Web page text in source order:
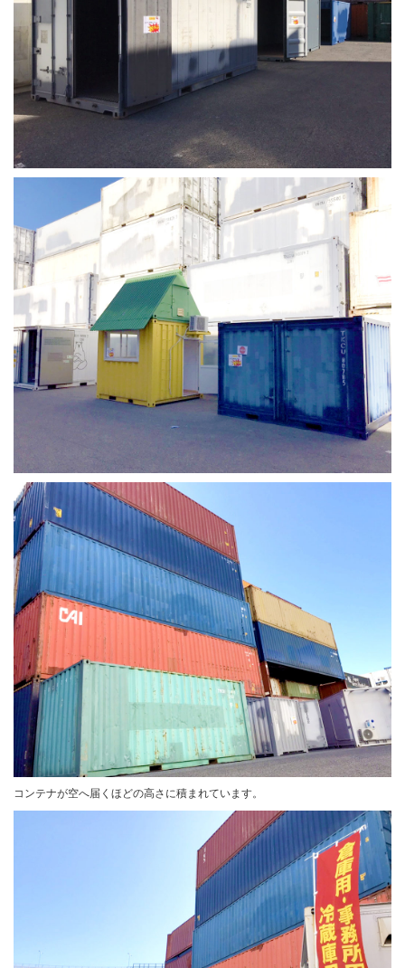
コンテナが空へ届くほどの高さに積まれています。